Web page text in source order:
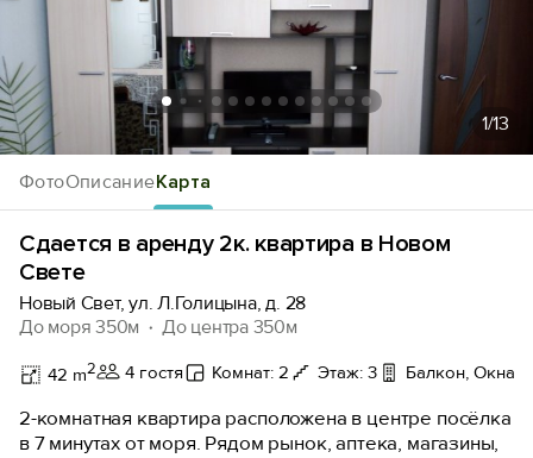
История просмотра
Добавить свой объект
ФотоОписаниеКарта
1/13
Сдается в аренду 2к. квартира в Новом
Свете
Новый Свет, ул. Л.Голицына, д. 28
До моря 350м
До центра 350м
42 m2 4 гостя Комнат: 2 Этаж: 3 Балкон, Окна
2-комнатная квартира расположена в центре посёлка
в 7 минутах от моря. Pядом рынок, аптека, магазины,